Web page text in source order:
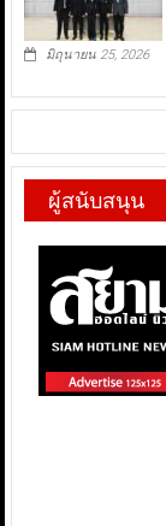
มิถุนายน 25, 2026
ผู้สนับสนุน